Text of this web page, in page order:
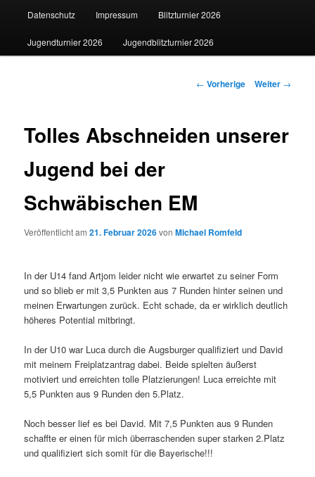
Datenschutz Impressum Blitzturnier 2026
Jugendturnier 2026 Jugendblitzturnier 2026
Beitrags-
← Vorherige Weiter →
Tolles Abschneiden unserer
Jugend bei der
Schwäbischen EM
Veröffentlicht am21. Februar 2026vonMichael Romfeld
In der U14 fand Artjom leider nicht wie erwartet zu seiner Form
und so blieb er mit 3,5 Punkten aus 7 Runden hinter seinen und
meinen Erwartungen zurück. Echt schade, da er wirklich deutlich
höheres Potential mitbringt.
In der U10 war Luca durch die Augsburger qualifiziert und David
mit meinem Freiplatzantrag dabei. Beide spielten äußerst
motiviert und erreichten tolle Platzierungen! Luca erreichte mit
5,5 Punkten aus 9 Runden den 5.Platz.
Noch besser lief es bei David. Mit 7,5 Punkten aus 9 Runden
schaffte er einen für mich überraschenden super starken 2.Platz
und qualifiziert sich somit für die Bayerische!!!